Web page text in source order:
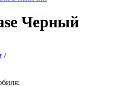
Черный
/